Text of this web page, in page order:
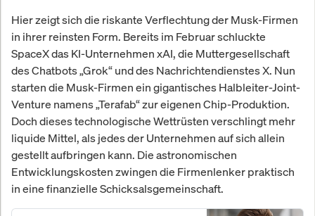
Hier zeigt sich die riskante Verflechtung der Musk-Firmen
in ihrer reinsten Form. Bereits im Februar schluckte
SpaceX das KI-Unternehmen xAI, die Muttergesellschaft
des Chatbots „Grok“ und des Nachrichtendienstes X. Nun
starten die Musk-Firmen ein gigantisches Halbleiter-Joint-
Venture namens „Terafab“ zur eigenen Chip-Produktion.
Doch dieses technologische Wettrüsten verschlingt mehr
liquide Mittel, als jedes der Unternehmen auf sich allein
gestellt aufbringen kann. Die astronomischen
Entwicklungskosten zwingen die Firmenlenker praktisch
in eine finanzielle Schicksalsgemeinschaft.